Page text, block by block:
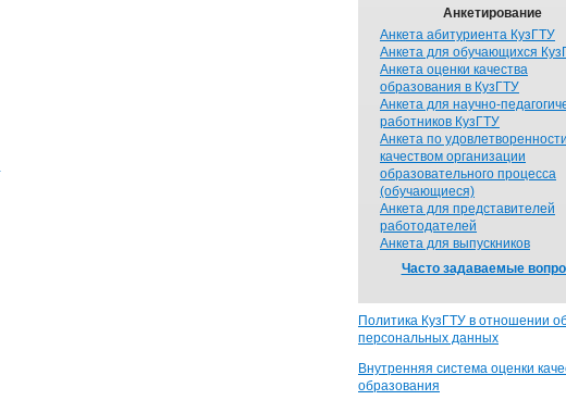
Анкетирование
Анкета абитуриента КузГТУ
Анкета для обучающихся
Анкета оценки качества
образования в КузГТУ
Анкета для научно-
работников КузГТУ
Анкета по
качеством организации
образовательного процесса
(обучающиеся)
Анкета для представителей
работодателей
Анкета для выпускников
Часто задаваемые
Политика КузГТУ в отношении
персональных данных
Внутренняя система оценки
образования